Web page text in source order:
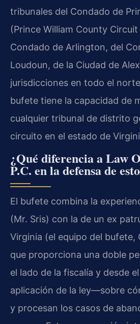
tribunales del Condado de
(Prince William County
Condado de Arlington, del
Loudoun, de la Ciudad de
jurisdicciones en todo el
bufete tiene la capacidad de
cualquier tribunal de distrito
circuito en el estado de
¿Qué diferencia a Law
P.C. en la defensa de
El bufete combina la
(Mr. Sris) con la de un ex
Virginia (el equipo del bufete,
que proporciona una doble
el lado de la fiscalía y desde
aplicación de la ley—sobre
y procesan los casos de